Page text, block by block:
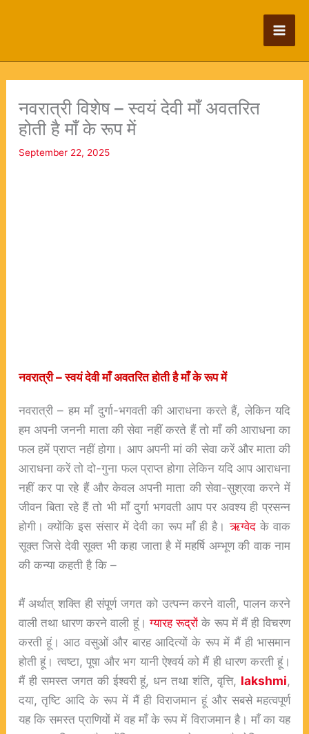
नवरात्री विशेष – स्वयं देवी माँ अवतरित
होती है माँ के रूप में
September 22, 2025
नवरात्री – स्वयं देवी माँ अवतरित होती है माँ के रूप में
नवरात्री – हम माँ दुर्गा-भगवती की आराधना करते हैं, लेकिन यदि
हम अपनी जननी माता की सेवा नहीं करते हैं तो माँ की आराधना का
फल हमें प्राप्त नहीं होगा। आप अपनी मां की सेवा करें और माता की
आराधना करें तो दो-गुना फल प्राप्त होगा लेकिन यदि आप आराधना
नहीं कर पा रहे हैं और केवल अपनी माता की सेवा-सुश्रवा करने में
जीवन बिता रहे हैं तो भी माँ दुर्गा भगवती आप पर अवश्य ही प्रसन्न
होगी। क्योंकि इस संसार में देवी का रूप माँ ही है।ऋग्वेदके वाक
सूक्त जिसे देवी सूक्त भी कहा जाता है में महर्षि अम्भूण की वाक नाम
की कन्या कहती है कि –
मैं अर्थात् शक्ति ही संपूर्ण जगत को उत्पन्न करने वाली, पालन करने
वाली तथा धारण करने वाली हूं।ग्यारह रूद्रों के रूप में मैं ही विचरण
करती हूं। आठ वसुओं और बारह आदित्यों के रूप में मैं ही भासमान
होती हूं। त्वष्टा, पूषा और भग यानी ऐश्वर्य को मैं ही धारण करती हूं।
मैं ही समस्त जगत की ईश्वरी हूं, धन तथा शंति, वृत्ति, lakshmi,
दया, तृष्टि आदि के रूप में मैं ही विराजमान हूं और सबसे महत्वपूर्ण
यह कि समस्त प्राणियों में वह माँ के रूप में विराजमान है। माँ का यह